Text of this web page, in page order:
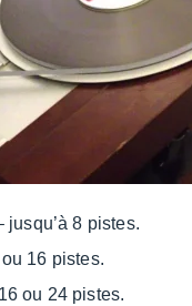
jusqu’à 8 pistes.
16 pistes.
ou 24 pistes.